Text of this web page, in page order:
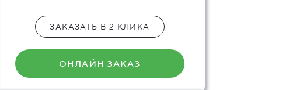
ЗАКАЗАТЬ В 2 КЛИКА
ОНЛАЙН ЗАКАЗ